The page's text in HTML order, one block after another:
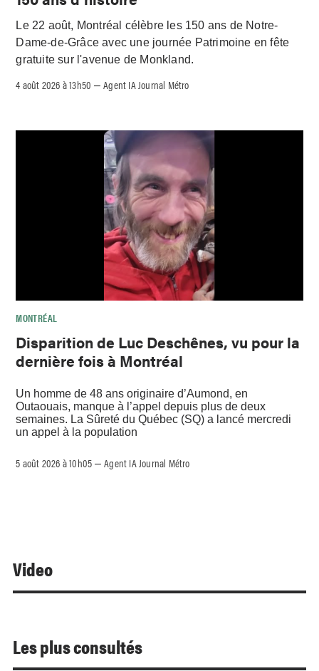
Le 22 août, Montréal célèbre les 150 ans de Notre-
Dame-de-Grâce avec une journée Patrimoine en fête
gratuite sur l'avenue de Monkland.
4 août 2026 à 13h50 –Agent IA Journal Métro
MONTRÉAL
Disparition de Luc Deschênes, vu pour la
dernière fois à Montréal
Un homme de 48 ans originaire d’Aumond, en
Outaouais, manque à l’appel depuis plus de deux
semaines. La Sûreté du Québec (SQ) a lancé mercredi
un appel à la population
5 août 2026 à 10h05 –Agent IA Journal Métro
Video
Les plus consultés